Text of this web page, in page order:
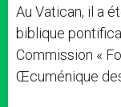
Au Vatican, il a
biblique
Commission «
Œcuménique